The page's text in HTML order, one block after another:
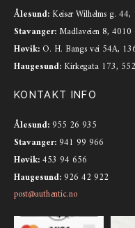
Ålesund: Keiser Wilhelms g.
Stavanger:Madlaveien 8, 4010
Høvik: O. H. Bangs vei 54A,
Haugesund: Kirkegata 173,
KONTAKT INFO
Ålesund: 955 26 935
Stavanger: 941 99 966
Høvik:453 94 656
Haugesund: 926 42 922
post@authentic.no